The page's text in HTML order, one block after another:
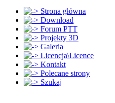
Strona główna
Download
Forum PTT
Projekty 3D
Galeria
Licencja\Licence
Kontakt
Polecane strony
Szukaj